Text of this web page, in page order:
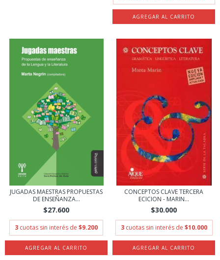
JUGADAS MAESTRAS PROPUESTAS
DE ENSEÑANZA...
$27.600
3 cuotas sin interés de $9.200
CONCEPTOS CLAVE TERCERA
ECICION - MARIN...
$30.000
3 cuotas sin interés de $10.000